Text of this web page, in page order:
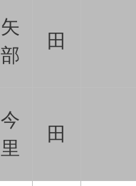
矢
部
田
今
里
田